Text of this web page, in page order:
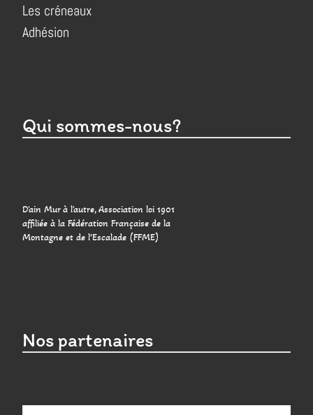
Les créneaux
Adhésion
Qui sommes-nous?
D'ain Mur à l'autre, Association loi 1901
affiliée à la Fédération Française de la
Montagne et de l’Escalade (FFME)
Nos partenaires